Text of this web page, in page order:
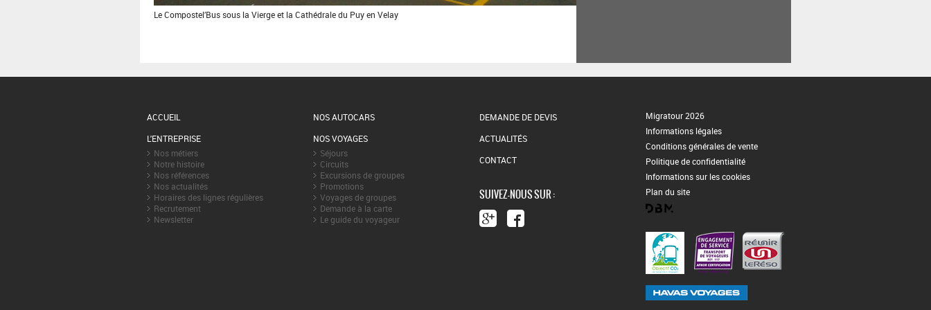
Le Compostel’Bus sous la Vierge et la Cathédrale du Puy en Velay
ACCUEIL
L'ENTREPRISE
Nos métiers
Notre histoire
Nos références
Nos actualités
Horaires des lignes régulières
Recrutement
Newsletter
NOS AUTOCARS
NOS VOYAGES
Séjours
Circuits
Excursions de groupes
Promotions
Voyages de groupes
Demande à la carte
Le guide du voyageur
DEMANDE DE DEVIS
ACTUALITÉS
CONTACT
SUIVEZ-NOUS SUR :
Migratour 2026
Informations légales
Conditions générales de vente
Politique de confidentialité
Informations sur les cookies
Plan du site